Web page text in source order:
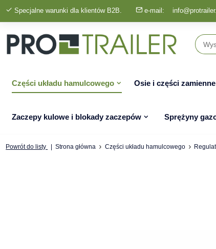
Specjalne warunki dla klientów B2B. e-mail:
Części układu hamulcowego Osie i części zamienne
Zaczepy kulowe i blokady zaczepów Sprężyny
Powrót do listy Strona główna Części układu hamulcowego